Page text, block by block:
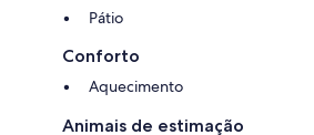
Pátio
Conforto
Aquecimento
Animais de estimação